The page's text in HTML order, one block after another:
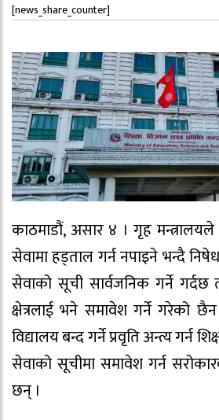
[news_share_counter]
काठमाडौं, असार ४ । गृह
सेवामा हड्ताल गर्न नपाइने भन्दै
सेवाको सूची सार्वजनिक गर्ने गर्दछ
क्षेत्रलाई भने समावेश गर्ने गरेको
विद्यालय बन्द गर्ने प्रवृति अन्त्य गर्न
सेवाको सूचीमा समावेश गर्न
छन् ।